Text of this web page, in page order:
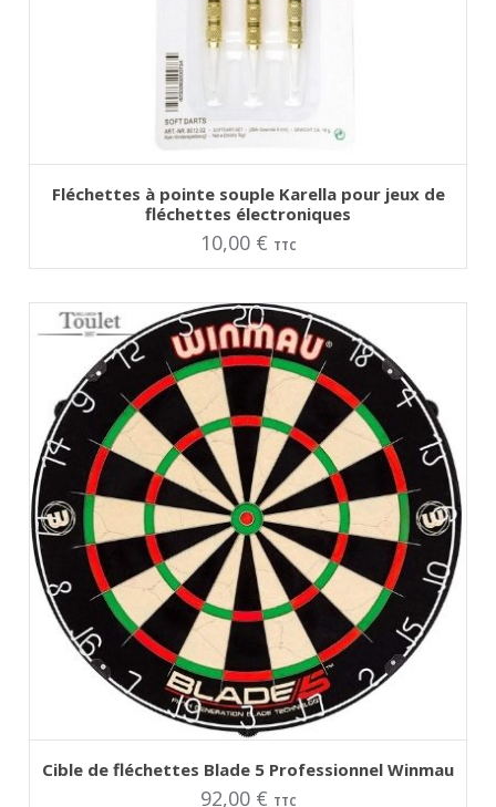
Fléchettes à pointe souple Karella pour jeux de
fléchettes électroniques
10,00 € TTC
Cible de fléchettes Blade 5 Professionnel Winmau
92,00 € TTC